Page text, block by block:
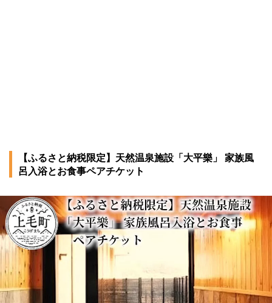
【ふるさと納税限定】天然温泉施設「大平樂」 家族風
呂入浴とお食事ペアチケット